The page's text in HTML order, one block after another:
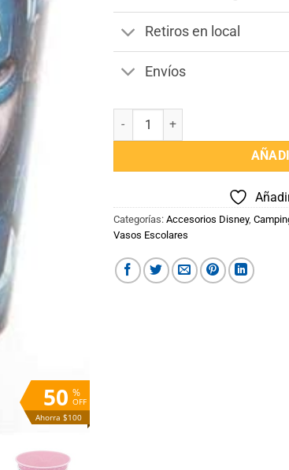
%
OFF
50
Ahorra $100
Retiros en local
Envíos
Vaso 260 ml Disney cantidad
Categorías: Accesorios Disney,
Vasos Escolares